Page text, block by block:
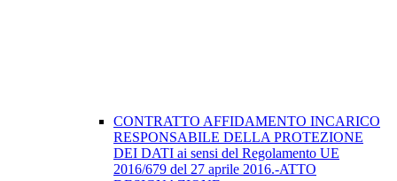
CONTRATTO AFFIDAMENTO INCARICO
RESPONSABILE DELLA PROTEZIONE
DEI DATI ai sensi del Regolamento UE
2016/679 del 27 aprile 2016.-ATTO